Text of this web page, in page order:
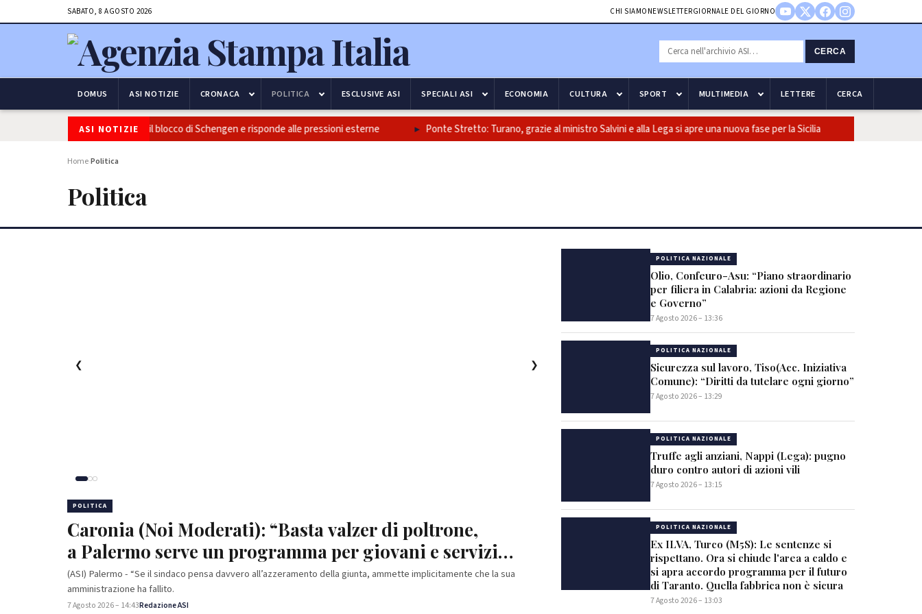
SABATO, 8 AGOSTO 2026 CHI SIAMO NEWSLETTERGIORNALE DEL GIORNO
CERCA
DOMUS ASI NOTIZIE CRONACA POLITICA ESCLUSIVE ASI SPECIALI ASI ECONOMIA CULTURA SPORT MULTIMEDIA LETTERE CERCA
ASI NOTIZIE
frontiere: l’Italia conferma il blocco di Schengen e risponde alle pressioni esterne Ponte Stretto: Turano, grazie al ministro Salvini e alla Lega si apre una nuova fase per la Sicilia
HomePolitica
Politica
❮ ❯
POLITICA
Caronia (Noi Moderati): “Basta valzer di poltrone,
a Palermo serve un programma per giovani e servizi
efficienti
(ASI) Palermo - “Se il sindaco pensa davvero all’azzeramento della giunta, ammette implicitamente che la sua
amministrazione ha fallito.
7 Agosto 2026 – 14:43Redazione ASI
POLITICA NAZIONALE
Olio, Confeuro-Asu: “Piano straordinario
per filiera in Calabria: azioni da Regione
e Governo”
7 Agosto 2026 – 13:36
POLITICA NAZIONALE
Sicurezza sul lavoro, Tiso(Acc. Iniziativa
Comune): “Diritti da tutelare ogni giorno”
7 Agosto 2026 – 13:29
POLITICA NAZIONALE
Truffe agli anziani, Nappi (Lega): pugno
duro contro autori di azioni vili
7 Agosto 2026 – 13:15
POLITICA NAZIONALE
Ex ILVA, Turco (M5S): Le sentenze si
rispettano. Ora si chiude l'area a caldo e
si apra accordo programma per il futuro
di Taranto. Quella fabbrica non è sicura
7 Agosto 2026 – 13:03